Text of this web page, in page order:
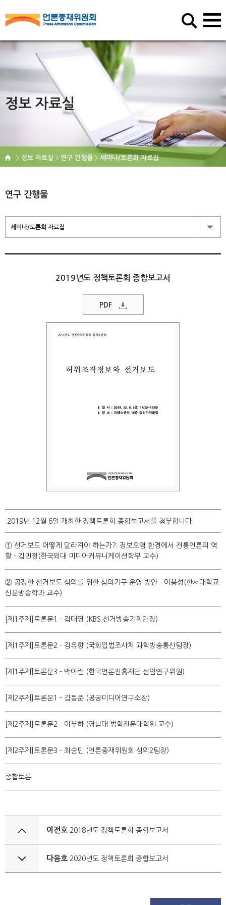
정보 자료실
정보 자료실 연구 간행물 세미나/토론회 자료집
연구 간행물
세미나/토론회 자료집
2019년도 정책토론회 종합보고서
PDF
2019년 12월 6일 개최한 정책토론회 종합보고서를 첨부합니다.
① 선거보도 어떻게 달라져야 하는가?: 정보오염 환경에서 전통언론의 역
할 - 김민정(한국외대 미디어커뮤니케이션학부 교수)
② 공정한 선거보도 심의를 위한 심의기구 운영 방안 - 이용성(한서대학교
신문방송학과 교수)
[제1주제]토론문1 - 김대영 (KBS 선거방송기획단장)
[제1주제]토론문2 - 김유향 (국회입법조사처 과학방송통신팀장)
[제1주제]토론문3 - 박아란 (한국언론진흥재단 선임연구위원)
[제2주제]토론문1 - 김동준 (공공미디어연구소장)
[제2주제]토론문2 - 이부하 (영남대 법학전문대학원 교수)
[제2주제]토론문3 - 최숭민 (언론중재위원회 심의2팀장)
종합토론
이전호 2018년도 정책토론회 종합보고서
다음호 2020년도 정책토론회 종합보고서